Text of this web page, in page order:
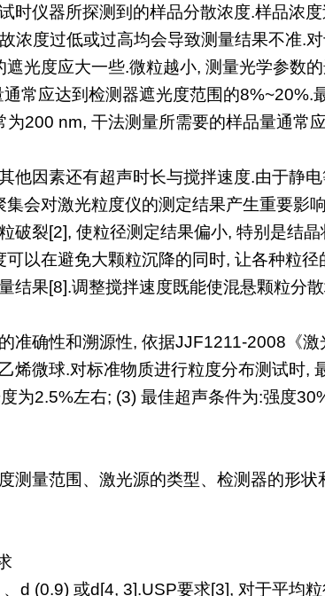
时仪器所探测到的样品分散浓度.样品浓
浓度过低或过高均会导致测量结果不准.
光度应大一些.微粒越小, 测量光学参数
常应达到检测器遮光度范围的8%~20%.
200 nm, 干法测量所需要的样品量通常
他因素还有超声时长与搅拌速度.由于静
会对激光粒度仪的测定结果产生重要影
破裂[2], 使粒径测定结果偏小, 特别是结
以在避免大颗粒沉降的同时, 让各种粒
结果[8].调整搅拌速度既能使混悬颗粒分
准确性和溯源性, 依据JJF1211-2008《
烯微球.对标准物质进行粒度分布测试时,
为2.5%左右; (3) 最佳超声条件为:强度
测量范围、激光源的类型、检测器的形
d (0.9) 或d[4, 3].USP要求[3], 对于平均